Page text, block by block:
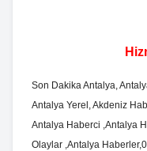
Son Dakika Antalya,
Antalya Yerel, Akdeniz
Antalya Haberci ,Antalya
Olaylar ,Antalya